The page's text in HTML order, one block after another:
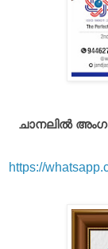
ചാനലിൽ
https://